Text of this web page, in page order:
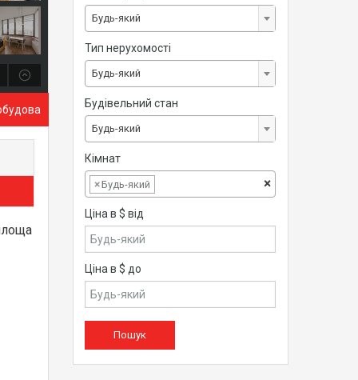
Будь-який
Тип нерухомості
Будь-який
Будівельний стан
Будь-який
Кімнат
×
×Будь-який
Ціна в $ від
Ціна в $ до